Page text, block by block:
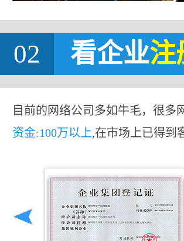
02 看企业注
目前的网络公司多如牛毛，很多
资金:100万以上,在市场上已得到